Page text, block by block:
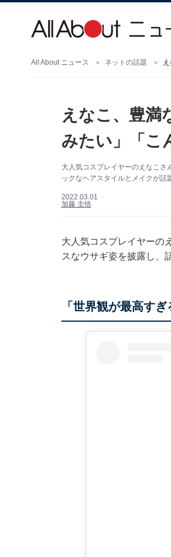
All About ニュース ネットの話題
えなこ、豊満
みたい」「こ
大人気コスプレイヤーのえなこさ
ックなヘアスタイルとメイクが話
2022.03.01
加藤 圭悟
大人気コスプレイヤーの
スなウサギ姿を披露し、
「世界観が最高す